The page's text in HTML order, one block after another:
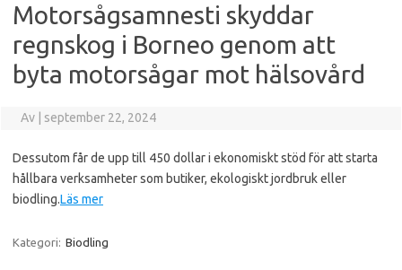
Motorsågsamnesti skyddar
regnskog i Borneo genom att
byta motorsågar mot hälsovård
Av september 22, 2024
Dessutom får de upp till 450 dollar i ekonomiskt stöd för att starta
hållbara verksamheter som butiker, ekologiskt jordbruk eller
biodling.Läs mer
Kategori: Biodling